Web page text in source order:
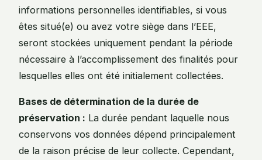
informations personnelles identifiables, si vous
êtes situé(e) ou avez votre siège dans l’EEE,
seront stockées uniquement pendant la période
nécessaire à l’accomplissement des finalités pour
lesquelles elles ont été initialement collectées.
Bases de détermination de la durée de
préservation : La durée pendant laquelle nous
conservons vos données dépend principalement
de la raison précise de leur collecte. Cependant,